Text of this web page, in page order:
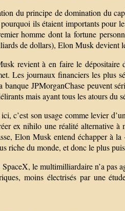
du principe de domination du
ils étaient importants pour
homme dont la fortune
de dollars), Elon Musk devient
revient à en faire le dépositaire
Les journaux financiers les plus
JPMorganChase peuvent
mais ayant tous les atours du
c’est son usage comme levier
ex nihilo une réalité alternative à
Elon Musk entend échapper à
riche du monde, et donc le plus
le multimilliardaire n’a pas
moins électrisés par une